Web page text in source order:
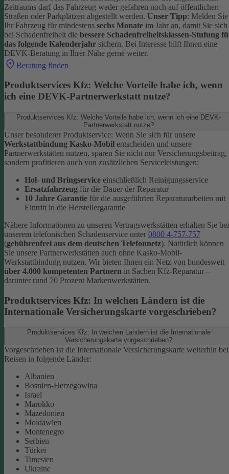
Zeitraums darf das Fahrzeug weder gefahren noch auf öffentlichen
Straßen oder Parkplätzen abgestellt werden. Unser Tipp: Melden Sie
Ihr Fahrzeug für mindestens sechs Monate im Jahr an, damit Sie sich
bei Schadenfreiheit die bessere Schadenfreiheitsklassen-Stufung
das folgende Kalenderjahr sichern. Bei Interesse hilft Ihnen eine
DEVK-Beratung in Ihrer Nähe gerne weiter.
Beratung finden
Produktservices Kfz: Welche Vorteile habe ich, wenn
ich eine DEVK-Partnerwerkstatt nutze?
Produktservices Kfz: Welche Vorteile habe ich, wenn ich eine DEVK-
Partnerwerkstatt nutze?
Unser besonderer Produktservice: Wenn Sie sich für unsere
Werkstattbindung Kasko-Mobil entscheiden und unsere
Partnerwerkstätten nutzen, sparen Sie nicht nur Versicherungsbeitrag,
sondern profitieren auch von zusätzlichen Serviceleistungen:
Hol- und Bringservice einschließlich Reinigungsservice
Ersatzfahrzeug für die Dauer der Reparatur
10 Jahre Garantie für die ausgeführten Reparaturarbeiten mit
Eintritt in die Herstellergarantie
Nähere Informationen zu unseren Vertragswerkstätten erhalten Sie bei
unserem telefonischen Schadenservice unter 0800 4-757-757
(gebührenfrei aus dem deutschen Telefonnetz). Natürlich können
Sie unsere Partnerwerkstätten auch ohne Kasko-Mobil-
Werkstattbindung nutzen. Wir bieten Ihnen ein Netz von bundesweit
über 4.000 kompetenten Partnern in Sachen Kfz-Reparatur –
darunter rund 70 Prozent Markenwerkstätten.
Produktservices Kfz: In welchen Ländern ist die
Internationale Versicherungskarte vorgeschrieben?
Produktservices Kfz: In welchen Ländern ist die Internationale
Versicherungskarte vorgeschrieben?
Vorgeschrieben ist die Internationale Versicherungskarte weiterhin bei
Reisen in folgende Länder:
Albanien
Bosnien-Herzegowina
Israel
Marokko
Mazedonien
Moldawien
Montenegro
Serbien
Türkei
Tunesien
Ukraine